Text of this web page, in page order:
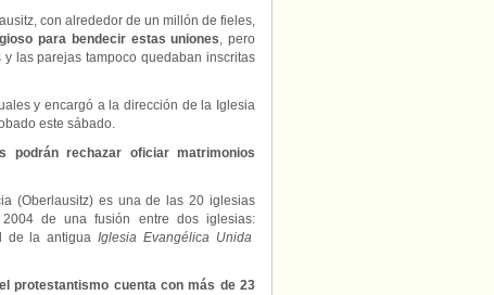
con alrededor de un millón de fieles,
para bendecir estas uniones, pero
las parejas tampoco quedaban inscritas
y encargó a la dirección de la Iglesia
este sábado.
podrán rechazar oficiar matrimonios
(Oberlausitz) es una de las 20 iglesias
de una fusión entre dos iglesias:
de la antigua Iglesia Evangélica Unida
el protestantismo cuenta con más de 23